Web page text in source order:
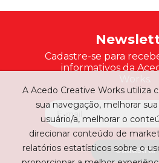
Cadastre-se para
informativos da
Cadastrar
A Acedo Creative Works utiliza
sua navegação, melhorar
usuário/a, melhorar o
direcionar conteúdo de
relatórios estatísticos sobre o